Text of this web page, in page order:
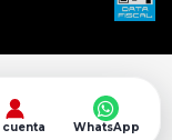
cuenta